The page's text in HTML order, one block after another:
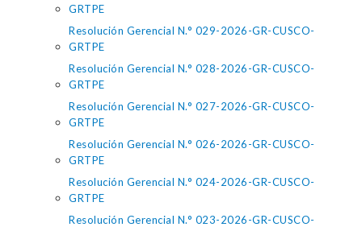
GRTPE
Resolución Gerencial N.° 029-2026-GR-CUSCO-
GRTPE
Resolución Gerencial N.° 028-2026-GR-CUSCO-
GRTPE
Resolución Gerencial N.° 027-2026-GR-CUSCO-
GRTPE
Resolución Gerencial N.° 026-2026-GR-CUSCO-
GRTPE
Resolución Gerencial N.° 024-2026-GR-CUSCO-
GRTPE
Resolución Gerencial N.° 023-2026-GR-CUSCO-